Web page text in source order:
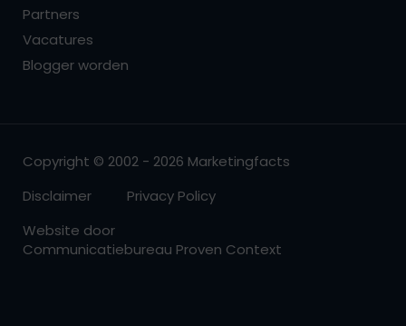
Partners
Vacatures
Blogger worden
Copyright © 2002 - 2026 Marketingfacts
Disclaimer
Privacy Policy
Website door
Communicatiebureau Proven Context